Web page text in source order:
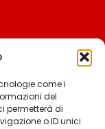
come i
del
permetterà di
o ID unici